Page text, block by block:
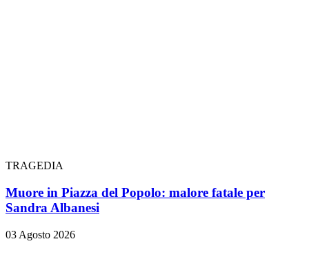
TRAGEDIA
Muore in Piazza del Popolo: malore fatale per
Sandra Albanesi
03 Agosto 2026